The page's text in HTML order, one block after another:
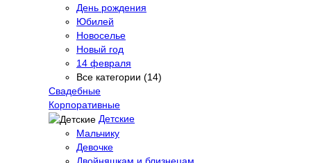
День рождения
Юбилей
Новоселье
Новый год
14 февраля
Все категории (14)
Свадебные
Корпоративные
Детские
Мальчику
Девочке